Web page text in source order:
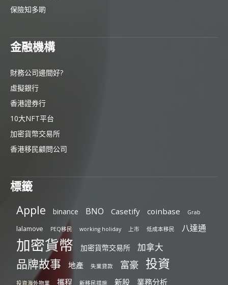
保險知多啲
金融機構
財務公司邊間好?
虛擬銀行
香港證券行
10大NFT平台
加密貨幣交易所
香港移民顧問公司
標籤
Apple binance BNO Casetify coinbase Grab
lalamove PEQ移民 working holiday 上市 低成本移民 八達通
加密貨幣 加密貨幣交易所 加拿大
品牌故事 地產 失業貸款 富豪 投資
投資海外物業 攜程 新移民措施 新股 業務分析